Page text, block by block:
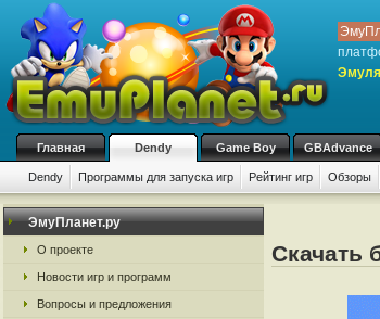
Главная Dendy Game Boy GBAdvance
Dendy Программы для запуска игр Рейтинг игр Обзоры
ЭмуПланет.ру
О проекте
Новости игр и программ
Вопросы и предложения
Скачать